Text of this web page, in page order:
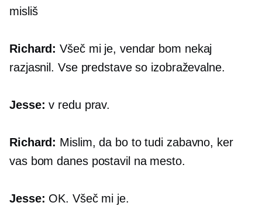
misliš
Richard: Všeč mi je, vendar bom nekaj
razjasnil. Vse predstave so izobraževalne.
Jesse: v redu prav.
Richard: Mislim, da bo to tudi zabavno, ker
vas bom danes postavil na mesto.
Jesse: OK. Všeč mi je.